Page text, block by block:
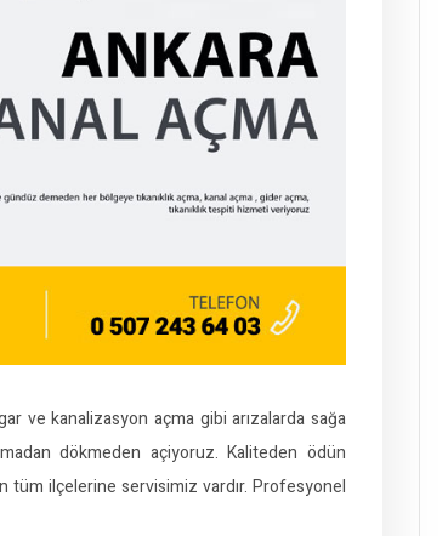
ve kanalizasyon açma gibi arızalarda sağa
dökmeden açiyoruz. Kaliteden ödün
tüm ilçelerine servisimiz vardır. Profesyonel